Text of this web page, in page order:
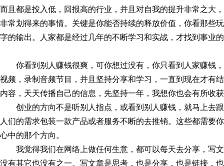
而且都是投入低，回报高的行业，并且对自我的提升非常之大
非常划得来的事情。关键是你能否持续的释放价值，你看那些
字的输出。人家都是经过几年的不断学习和实战，才找到事业
你看到别人赚钱很爽，可你想过没有，你只看到人家赚钱
视频，录制音频节目，并且坚持分享和学习，一直到现在才有
内容，天天传播自己的信息，先坚持一年，我想你也会有所收
创业的方向不是听别人指点，或看到别人赚钱，就马上去
人们的需求包装一款产品或者服务不断的去推销。这些都需要
心中的那个方向。
我觉得我们在网络上做任何生意，都可以每天去分享，写
没有其它也没有之一。写文章是思考，也是分享，也是链接，